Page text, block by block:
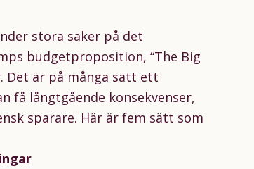
stora saker på det
budgetproposition, “The Big
Det är på många sätt ett
få långtgående konsekvenser,
sparare. Här är fem sätt som